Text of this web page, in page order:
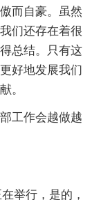
而自豪。虽然
们还存在着很
总结。只有这
好地发展我们
。
工作会越做越
举行，是的，